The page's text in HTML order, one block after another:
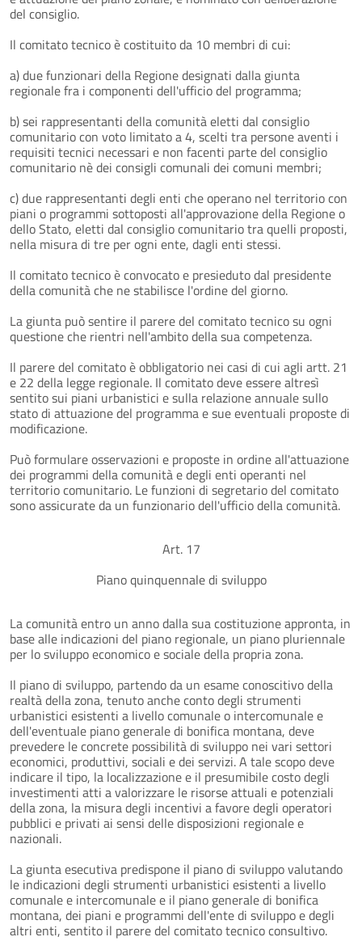
del consiglio.
Il comitato tecnico è costituito da 10 membri di cui:
a) due funzionari della Regione designati dalla giunta
regionale fra i componenti dell'ufficio del programma;
b) sei rappresentanti della comunità eletti dal consiglio
comunitario con voto limitato a 4, scelti tra persone aventi i
requisiti tecnici necessari e non facenti parte del consiglio
comunitario nè dei consigli comunali dei comuni membri;
c) due rappresentanti degli enti che operano nel territorio con
piani o programmi sottoposti all'approvazione della Regione o
dello Stato, eletti dal consiglio comunitario tra quelli proposti,
nella misura di tre per ogni ente, dagli enti stessi.
Il comitato tecnico è convocato e presieduto dal presidente
della comunità che ne stabilisce l'ordine del giorno.
La giunta può sentire il parere del comitato tecnico su ogni
questione che rientri nell'ambito della sua competenza.
Il parere del comitato è obbligatorio nei casi di cui agli artt. 21
e 22 della legge regionale. Il comitato deve essere altresì
sentito sui piani urbanistici e sulla relazione annuale sullo
stato di attuazione del programma e sue eventuali proposte di
modificazione.
Può formulare osservazioni e proposte in ordine all'attuazione
dei programmi della comunità e degli enti operanti nel
territorio comunitario. Le funzioni di segretario del comitato
sono assicurate da un funzionario dell'ufficio della comunità.
Art. 17
Piano quinquennale di sviluppo
La comunità entro un anno dalla sua costituzione appronta, in
base alle indicazioni del piano regionale, un piano pluriennale
per lo sviluppo economico e sociale della propria zona.
Il piano di sviluppo, partendo da un esame conoscitivo della
realtà della zona, tenuto anche conto degli strumenti
urbanistici esistenti a livello comunale o intercomunale e
dell'eventuale piano generale di bonifica montana, deve
prevedere le concrete possibilità di sviluppo nei vari settori
economici, produttivi, sociali e dei servizi. A tale scopo deve
indicare il tipo, la localizzazione e il presumibile costo degli
investimenti atti a valorizzare le risorse attuali e potenziali
della zona, la misura degli incentivi a favore degli operatori
pubblici e privati ai sensi delle disposizioni regionale e
nazionali.
La giunta esecutiva predispone il piano di sviluppo valutando
le indicazioni degli strumenti urbanistici esistenti a livello
comunale e intercomunale e il piano generale di bonifica
montana, dei piani e programmi dell'ente di sviluppo e degli
altri enti, sentito il parere del comitato tecnico consultivo.